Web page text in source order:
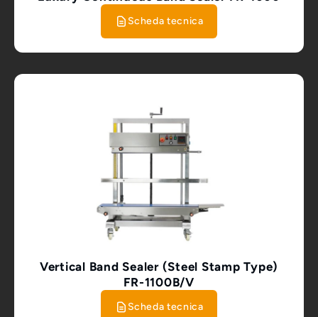
Scheda tecnica
Vertical Band Sealer (Steel Stamp Type)
FR-1100B/V
Scheda tecnica